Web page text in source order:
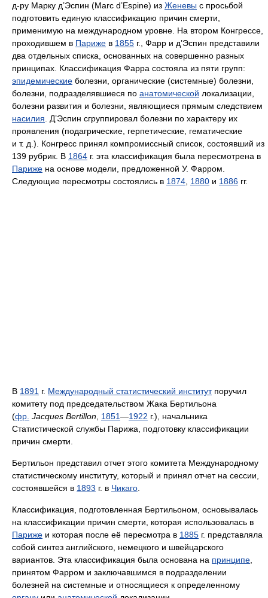
д-ру Марку д’Эспин (Marc d’Espine) из Женевы с просьбой
подготовить единую классификацию причин смерти,
применимую на международном уровне. На втором Конгрессе,
проходившем в Париже в 1855 г., Фарр и д’Эспин представили
два отдельных списка, основанных на совершенно разных
принципах. Классификация Фарра состояла из пяти групп:
эпидемические болез­ни, органические (системные) болезни,
болезни, подразделявшиеся по анатомической локализации,
болезни развития и болезни, являющиеся прямым следствием
насилия . Д’Эспин сгруппировал болезни по харак­теру их
проявления (подагрические, герпетические, гематические
и т. д.). Конгресс принял компромиссный список, состоявший из
139 рубрик. В 1864 г. эта классификация была пересмотрена в
Париже на основе модели, предложенной У. Фарром.
Следующие пересмотры со­стоялись в 1874 1880 и 1886 гг.
В 1891 г. Международный статистический институтпоручил
комитету под председательством Жака Бертильона
(фр. Jacques Bertillon 1851—1922 г.), начальника
Статистической службы Парижа, подготовку классификации
причин смерти.
Бертильон представил отчет этого комитета Международному
статистическому институту, который и принял отчет на сессии,
состоявшейся в 1893 г. в Чикаго
Класси­фикация, подготовленная Бертильоном, основывалась
на классифика­ции причин смерти, которая использовалась в
Париже и которая после её пересмотра в 1885 г. представляла
собой синтез английского, не­мецкого и швейцарского
вариантов. Эта классификация была основана на принципе
принятом Фарром и заключавшимся в подразделении
болезней на системные и относящиеся к определенному